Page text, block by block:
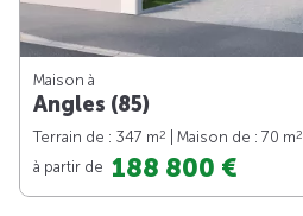
Maison à
Angles (85)
Terrain de : 347 m2 | Maison de : 70 m2
à partir de 188 800 €